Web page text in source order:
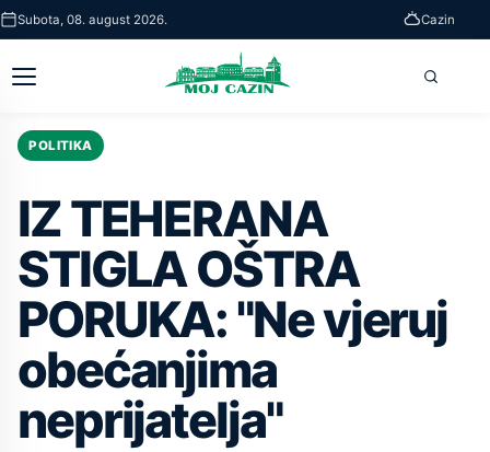
Skip
to
main
Subota, 08. august 2026. Cazin
Otvori
meni
POLITIKA
IZ TEHERANA
STIGLA OŠTRA
PORUKA: "Ne vjeruj
obećanjima
neprijatelja"